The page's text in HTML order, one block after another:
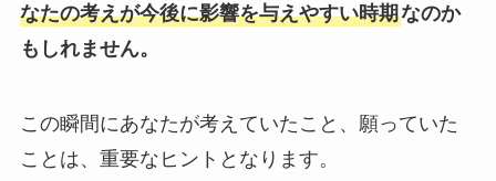
なたの考えが今後に影響を与えやすい時期なのか
もしれません。
この瞬間にあなたが考えていたこと、願っていた
ことは、重要なヒントとなります。